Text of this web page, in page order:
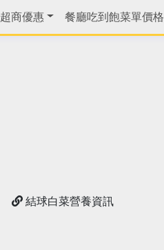
超商優惠 餐廳吃到飽菜單價格
結球白菜營養資訊